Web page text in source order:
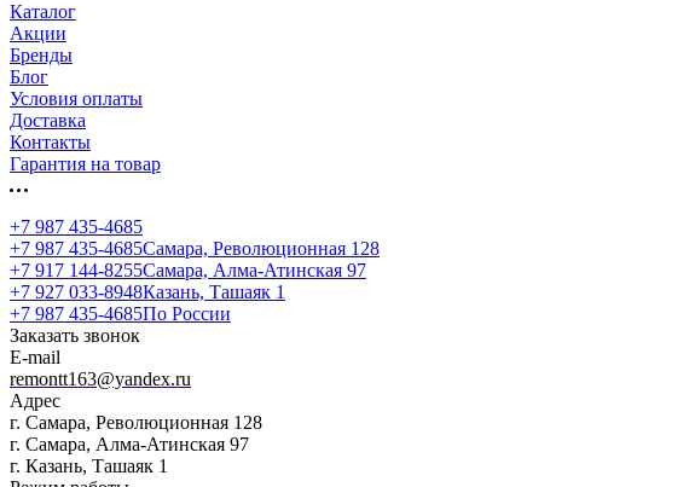
Каталог
Акции
Бренды
Блог
Условия оплаты
Доставка
Контакты
Гарантия на товар
+7 987 435-4685
+7 987 435-4685Самара, Революционная 128
+7 917 144-8255Самара, Алма-Атинская 97
+7 927 033-8948Казань, Ташаяк 1
+7 987 435-4685По России
Заказать звонок
E-mail
remontt163@yandex.ru
Адрес
г. Самара, Революционная 128
г. Самара, Алма-Атинская 97
г. Казань, Ташаяк 1